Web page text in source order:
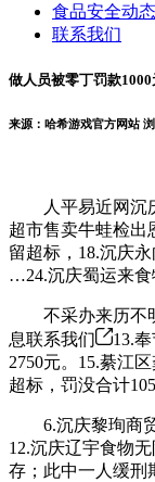
食品安全动态
联系我们
做人员被零丁罚款1000
来源：哈希游戏官方网站
人平易近网沉庆
超市售卖牛蛙检出
留超标，18.沉庆
…24.沉庆蜀运来食
不采办来历不明
息联系我们
13.
2750元。15.綦江
超标，罚没合计
6.沉庆黎珣商贸
12.沉庆辽宇食物
存；此中一人缓刑